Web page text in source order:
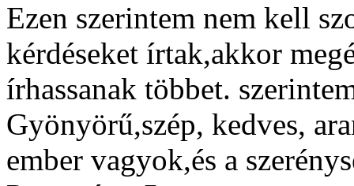
Ezen szerintem nem kell
kérdéseket írtak,akkor
írhassanak többet.
Gyönyörű,szép, kedves,
ember vagyok,és a